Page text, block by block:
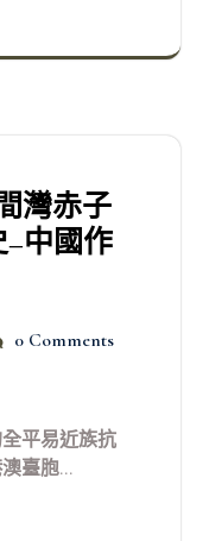
灣赤子
中國作
0 Comments
平易近族抗
臺胞...